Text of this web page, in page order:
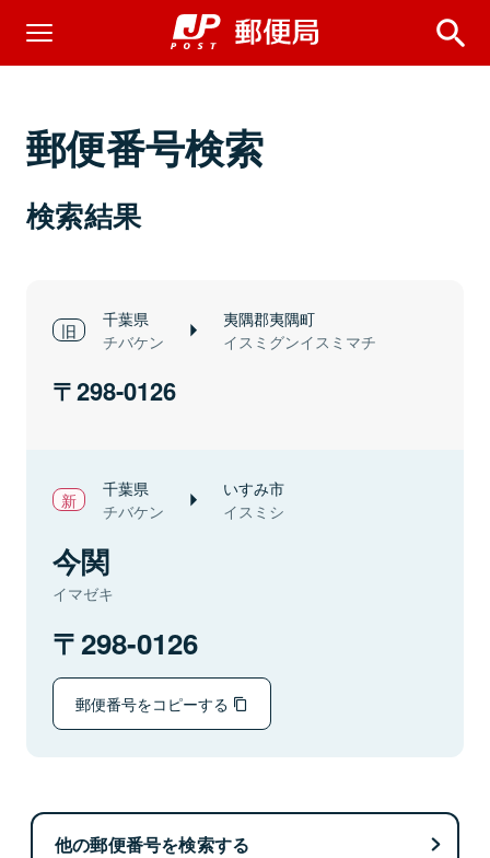
郵便番号検索
検索結果
千葉県
チバケン
夷隅郡夷隅町
イスミグンイスミマチ
298-0126
千葉県
チバケン
いすみ市
イスミシ
今関
イマゼキ
298-0126
郵便番号をコピーする
他の郵便番号を検索する